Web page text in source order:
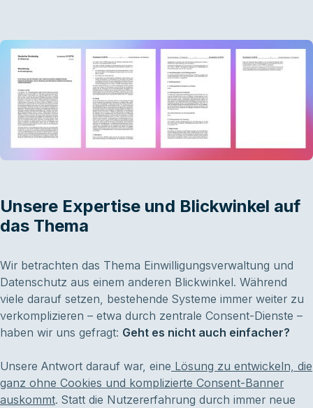
Unsere Expertise und Blickwinkel auf
das Thema
Wir betrachten das Thema Einwilligungsverwaltung und
Datenschutz aus einem anderen Blickwinkel. Während
viele darauf setzen, bestehende Systeme immer weiter zu
verkomplizieren – etwa durch zentrale Consent-Dienste –
haben wir uns gefragt: Geht es nicht auch einfacher?
Unsere Antwort darauf war, eine Lösung zu entwickeln, die
ganz ohne Cookies und komplizierte Consent-Banner
auskommt. Statt die Nutzererfahrung durch immer neue